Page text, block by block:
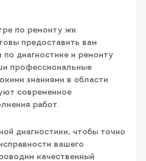
по ремонту жк
предоставить вам
диагностике и ремонту
профессиональные
знаниями в области
современное
работ.
диагностики, чтобы точно
вашего
качественный